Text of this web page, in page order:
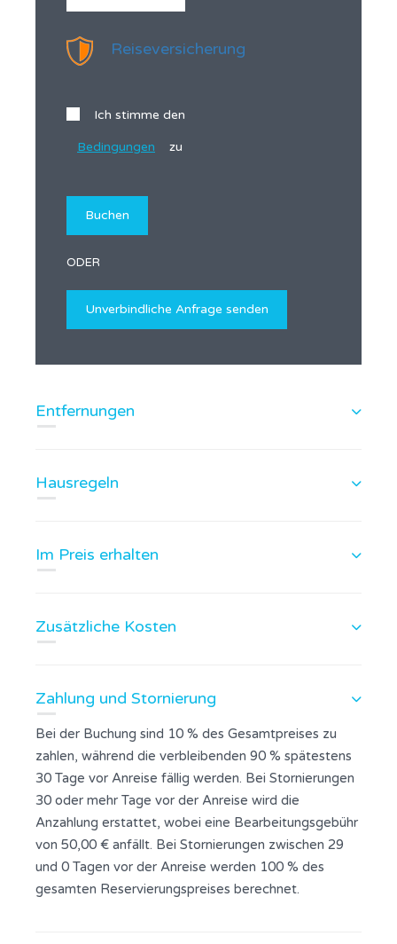
Reiseversicherung
Ich stimme den
Bedingungen zu
ODER
Entfernungen
Hausregeln
Im Preis erhalten
Zusätzliche Kosten
Zahlung und Stornierung
Bei der Buchung sind 10 % des Gesamtpreises zu
zahlen, während die verbleibenden 90 % spätestens
30 Tage vor Anreise fällig werden. Bei Stornierungen
30 oder mehr Tage vor der Anreise wird die
Anzahlung erstattet, wobei eine Bearbeitungsgebühr
von 50,00 € anfällt. Bei Stornierungen zwischen 29
und 0 Tagen vor der Anreise werden 100 % des
gesamten Reservierungspreises berechnet.